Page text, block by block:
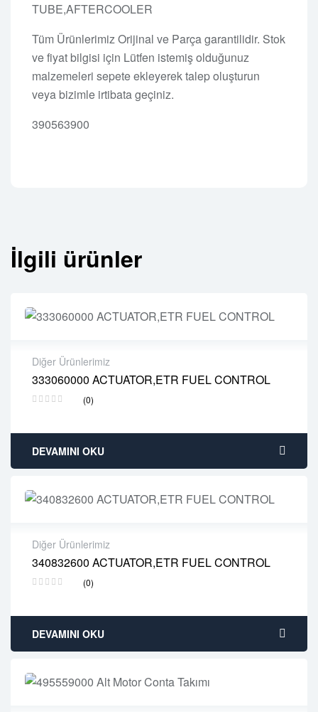
TUBE,AFTERCOOLER
Tüm Ürünlerimiz Orijinal ve Parça garantilidir. Stok
ve fiyat bilgisi için Lütfen istemiş olduğunuz
malzemeleri sepete ekleyerek talep oluşturun
veya bizimle irtibata geçiniz.
390563900
İlgili ürünler
Diğer Ürünlerimiz
333060000 ACTUATOR,ETR FUEL CONTROL
(0)
2 years warranty
Delivery time: 1-2 business days
DEVAMINI OKU
Diğer Ürünlerimiz
340832600 ACTUATOR,ETR FUEL CONTROL
(0)
2 years warranty
Delivery time: 1-2 business days
DEVAMINI OKU